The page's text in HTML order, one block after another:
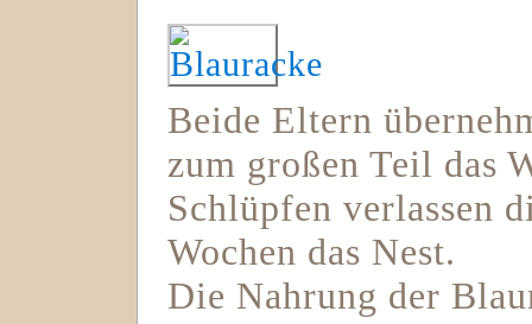
Beide Eltern
zum großen Teil das
Schlüpfen verlassen
Wochen das Nest.
Die Nahrung der